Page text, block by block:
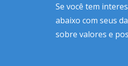
Se você tem
abaixo com seus
sobre valores e